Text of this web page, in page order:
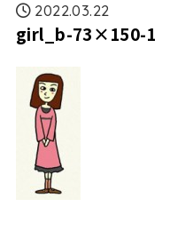
2022.03.22
girl_b-73×150-1